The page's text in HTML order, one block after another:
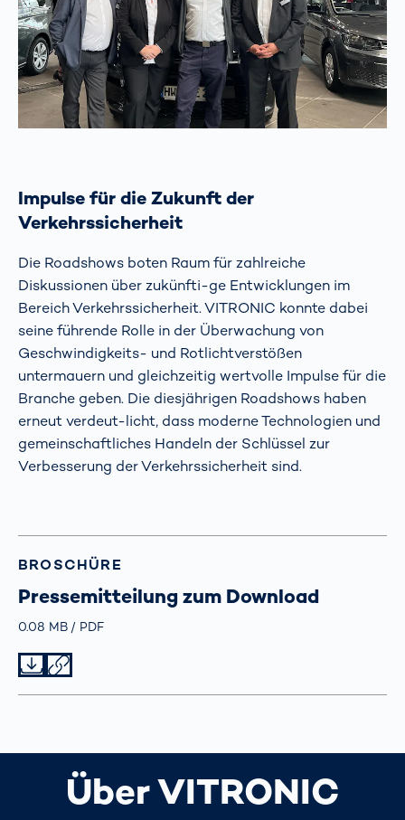
Impulse für die Zukunft der
Verkehrssicherheit
Die Roadshows boten Raum für zahlreiche
Diskussionen über zukünfti-ge Entwicklungen im
Bereich Verkehrssicherheit. VITRONIC konnte dabei
seine führende Rolle in der Überwachung von
Geschwindigkeits- und Rotlichtverstößen
untermauern und gleichzeitig wertvolle Impulse für die
Branche geben. Die diesjährigen Roadshows haben
erneut verdeut-licht, dass moderne Technologien und
gemeinschaftliches Handeln der Schlüssel zur
Verbesserung der Verkehrssicherheit sind.
BROSCHÜRE
Pressemitteilung zum Download
Größe
0.08 MB TypPDF
Über VITRONIC